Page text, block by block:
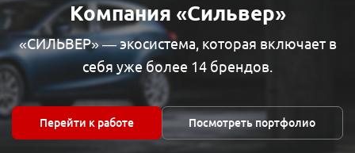
Компания «Сильвер»
«СИЛЬВЕР» — экосистема, которая включает в
себя уже более 14 брендов.
Перейти к работе Посмотреть портфолио